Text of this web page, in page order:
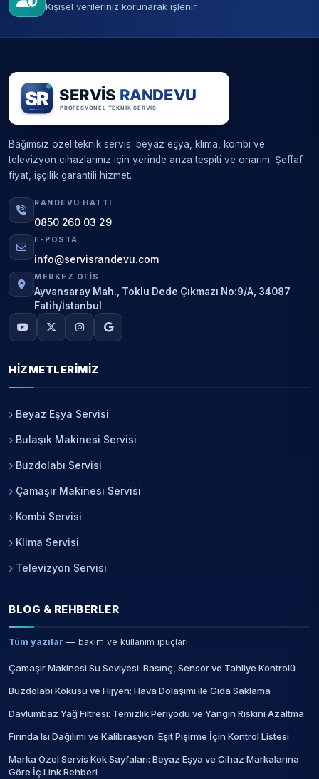
Kişisel verileriniz korunarak işlenir
Bağımsız özel teknik servis: beyaz eşya, klima, kombi ve
televizyon cihazlarınız için yerinde arıza tespiti ve onarım. Şeffaf
fiyat, işçilik garantili hizmet.
RANDEVU HATTI
0850 260 03 29
E-POSTA
info@servisrandevu.com
MERKEZ OFIS
Ayvansaray Mah., Toklu Dede Çıkmazı No:9/A, 34087
Fatih/İstanbul
HIZMETLERIMIZ
Beyaz Eşya Servisi
Bulaşık Makinesi Servisi
Buzdolabı Servisi
Çamaşır Makinesi Servisi
Kombi Servisi
Klima Servisi
Televizyon Servisi
BLOG & REHBERLER
Tüm yazılar — bakım ve kullanım ipuçları
Çamaşır Makinesi Su Seviyesi: Basınç, Sensör ve Tahliye Kontrolü
Buzdolabı Kokusu ve Hijyen: Hava Dolaşımı ile Gıda Saklama
Davlumbaz Yağ Filtresi: Temizlik Periyodu ve Yangın Riskini Azaltma
Fırında Isı Dağılımı ve Kalibrasyon: Eşit Pişirme İçin Kontrol Listesi
Marka Özel Servis Kök Sayfaları: Beyaz Eşya ve Cihaz Markalarına
Göre İç Link Rehberi